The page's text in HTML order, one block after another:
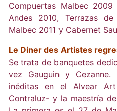
Compuertas Malbec
Andes 2010, Terrazas
Malbec 2011 y Cabernet
Le Diner des Artistes
Se trata de banquetes
vez Gauguin y Cezanne.
inéditas en el Alvear
Contraluz- y la maestría